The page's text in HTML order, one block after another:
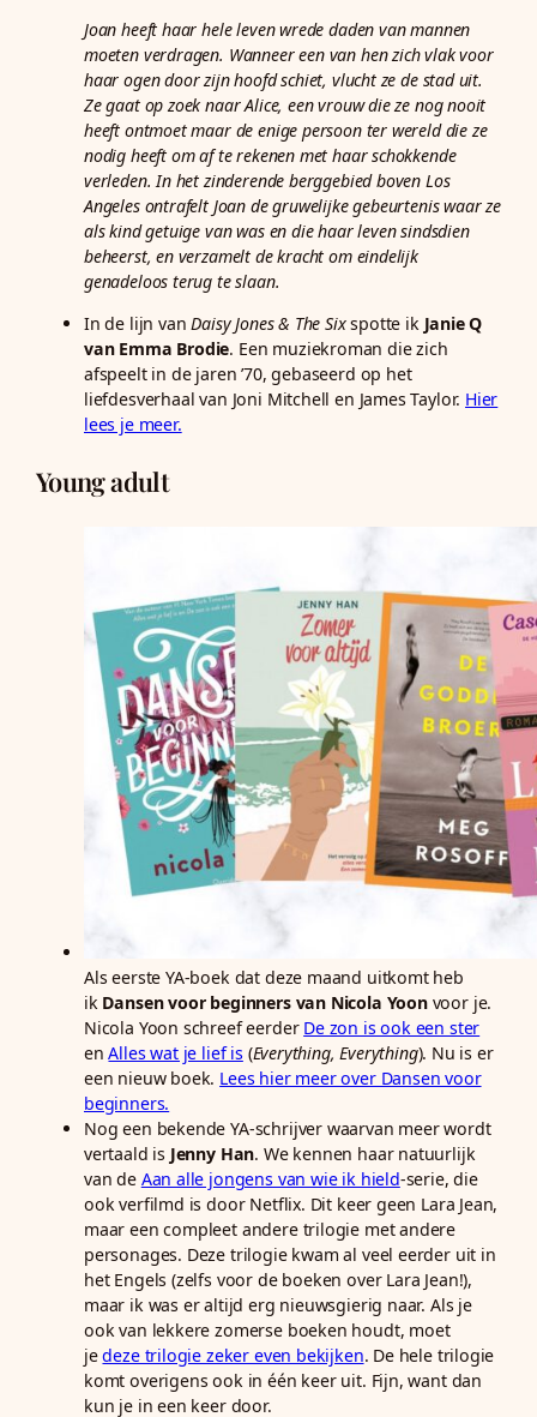
Joan heeft haar hele leven wrede daden van mannen
moeten verdragen. Wanneer een van hen zich vlak voor
haar ogen door zijn hoofd schiet, vlucht ze de stad uit.
Ze gaat op zoek naar Alice, een vrouw die ze nog nooit
heeft ontmoet maar de enige persoon ter wereld die ze
nodig heeft om af te rekenen met haar schokkende
verleden. In het zinderende berggebied boven Los
Angeles ontrafelt Joan de gruwelijke gebeurtenis waar ze
als kind getuige van was en die haar leven sindsdien
beheerst, en verzamelt de kracht om eindelijk
genadeloos terug te slaan.
In de lijn van Daisy Jones & The Sixspotte ik Janie Q
van Emma Brodie. Een muziekroman die zich
afspeelt in de jaren ’70, gebaseerd op het
liefdesverhaal van Joni Mitchell en James Taylor. Hier
lees je meer.
Young adult
Als eerste YA-boek dat deze maand uitkomt heb
ik Dansen voor beginners van Nicola Yoonvoor je.
Nicola Yoon schreef eerder De zon is ook een ster
enAlles wat je lief is (Everything, Everything). Nu is er
een nieuw boek. Lees hier meer over Dansen voor
beginners.
Nog een bekende YA-schrijver waarvan meer wordt
vertaald is Jenny Han. We kennen haar natuurlijk
van de Aan alle jongens van wie ik hield-serie, die
ook verfilmd is door Netflix. Dit keer geen Lara Jean,
maar een compleet andere trilogie met andere
personages. Deze trilogie kwam al veel eerder uit in
het Engels (zelfs voor de boeken over Lara Jean!),
maar ik was er altijd erg nieuwsgierig naar. Als je
ook van lekkere zomerse boeken houdt, moet
jedeze trilogie zeker even bekijken. De hele trilogie
komt overigens ook in één keer uit. Fijn, want dan
kun je in een keer door.